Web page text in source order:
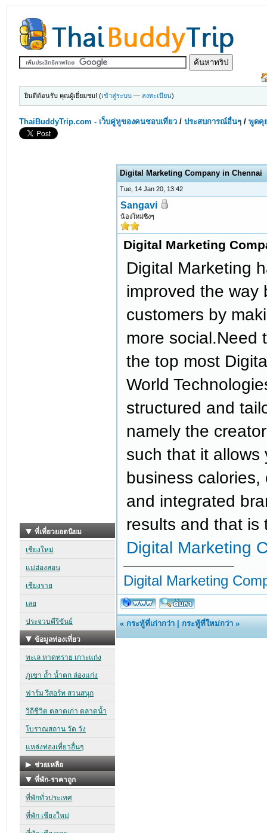
ยินดีต้อนรับ คุณผู้เยี่ยมชม! (เข้าสู่ระบบ — ลงทะเบียน)
ThaiBuddyTrip.com - เว็บคู่หูของคนชอบเที่ยว /ประสบการณ์อื่นๆ /พูดคุ
Digital Marketing Company in Chennai
Tue, 14 Jan 20, 13:42
Sangavi
น้องใหม่ซิงๆ
Digital Marketing
Digital Marketing
improved the way
customers by
more social.Need
the top most
World
structured and
namely the
such that it allows
business
and integrated
results and that is
Digital Marketing
Digital Marketing
«กระทู้ที่เก่ากว่า |กระทู้ที่ใหม่กว่า »